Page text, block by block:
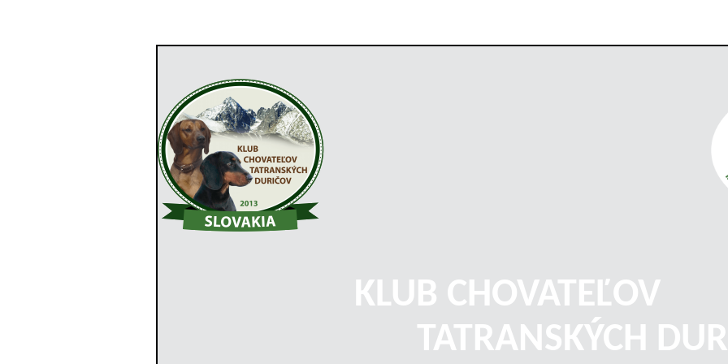
KLUB CHOVATEĽOV
TATRANSKÝCH